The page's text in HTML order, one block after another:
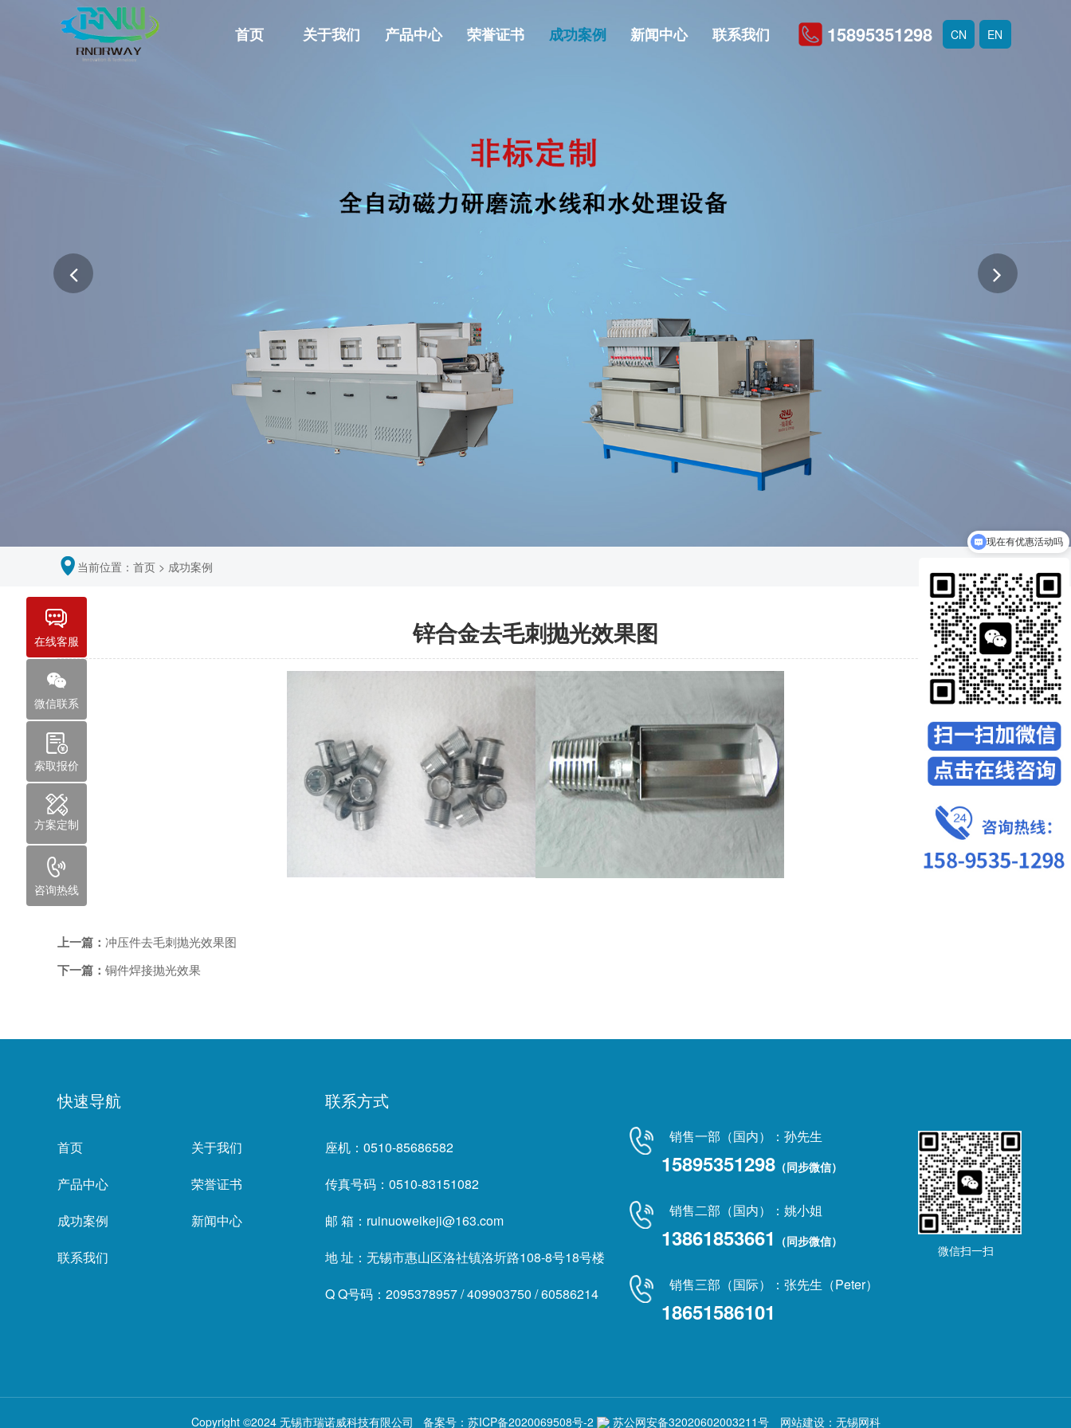
首页 关于我们 产品中心 荣誉证书 成功案例 新闻中心 联系我们 15895351298 CN EN
当前位置： 首页 > 成功案例
锌合金去毛刺抛光效果图
上一篇： 冲压件去毛刺抛光效果图
下一篇： 铜件焊接抛光效果
快速导航
首页
关于我们
产品中心
荣誉证书
成功案例
新闻中心
联系我们
联系方式
座机：0510-85686582
传真号码：0510-83151082
邮 箱：ruinuoweikeji@163.com
地 址：无锡市惠山区洛社镇洛圻路108-8号18号楼
Q Q号码：2095378957 / 409903750 / 60586214
销售一部（国内）：孙先生
15895351298 （同步微信）
销售二部（国内）：姚小姐
13861853661 （同步微信）
销售三部（国际）：张先生（Peter）
18651586101
微信扫一扫
Copyright ©2024 无锡市瑞诺威科技有限公司 备案号： 苏ICP备2020069508号-2 苏公网安备32020602003211号 网站建设： 无锡网科
在线客服
微信联系
索取报价
方案定制
咨询热线
现在有优惠活动吗